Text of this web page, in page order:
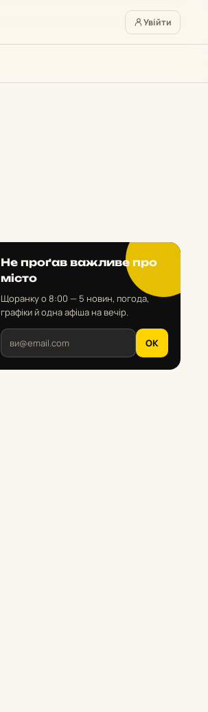
Увійти
Не проґав важливе про
місто
Щоранку о 8:00 — 5 новин, погода,
графіки й одна афіша на вечір.
OK